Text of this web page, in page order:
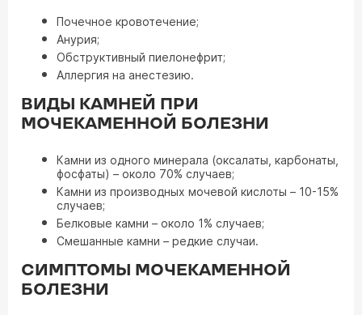
Почечное кровотечение;
Анурия;
Обструктивный пиелонефрит;
Аллергия на анестезию.
ВИДЫ КАМНЕЙ ПРИ
МОЧЕКАМЕННОЙ БОЛЕЗНИ
Камни из одного минерала (оксалаты, карбонаты,
фосфаты) – около 70% случаев;
Камни из производных мочевой кислоты – 10-15%
случаев;
Белковые камни – около 1% случаев;
Смешанные камни – редкие случаи.
СИМПТОМЫ МОЧЕКАМЕННОЙ
БОЛЕЗНИ